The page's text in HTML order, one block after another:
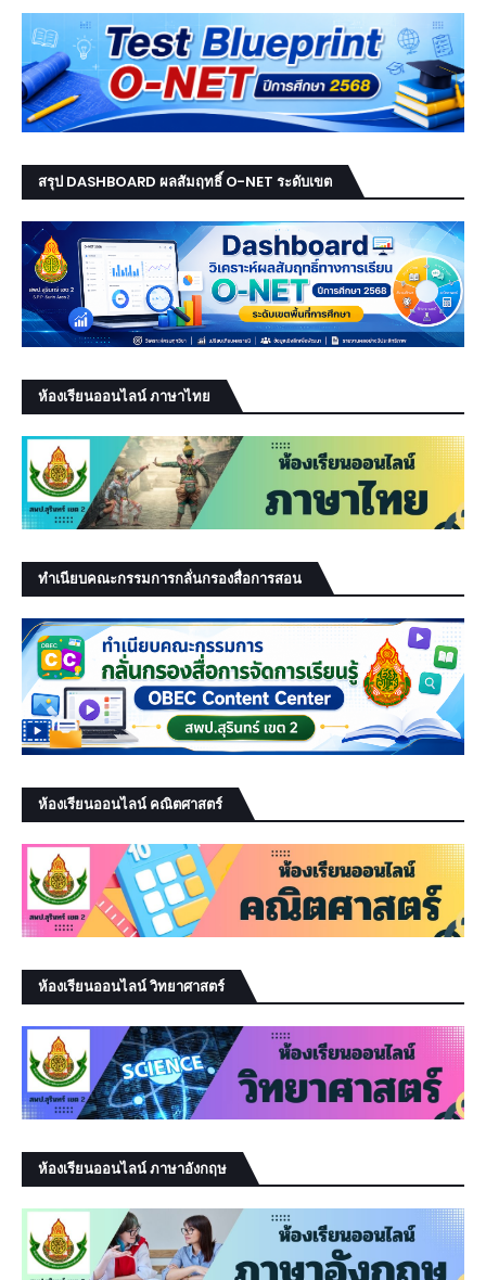
สรุป DASHBOARD ผลสัมฤทธิ์ O-NET ระดับเขต
ห้องเรียนออนไลน์ ภาษาไทย
ทำเนียบคณะกรรมการกลั่นกรองสื่อการสอน
ห้องเรียนออนไลน์ คณิตศาสตร์
ห้องเรียนออนไลน์ วิทยาศาสตร์
ห้องเรียนออนไลน์ ภาษาอังกฤษ